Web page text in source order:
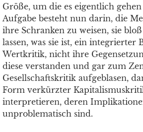
Größe, um die es eigentlich gehen
Aufgabe besteht nun darin, die
ihre Schranken zu weisen, sie
lassen, was sie ist, ein integrierter
Wertkritik, nicht ihre
diese verstanden und gar zum
Gesellschaftskritik aufgeblasen,
Form verkürzter
interpretieren, deren
unproblematisch sind.